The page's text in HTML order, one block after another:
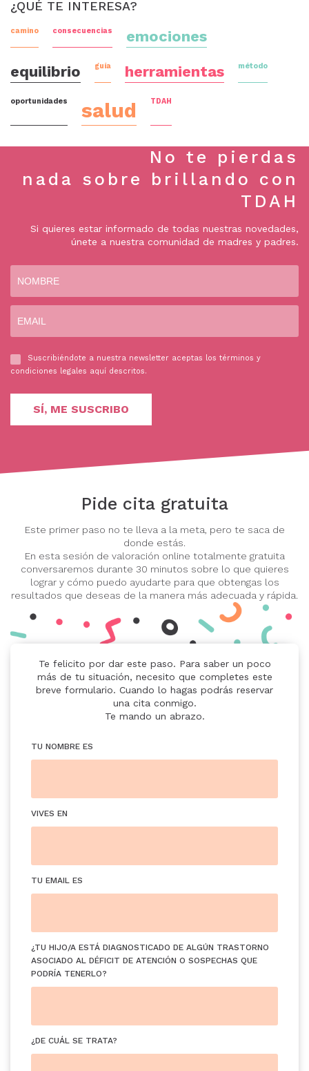
¿QUÉ TE INTERESA?
camino consecuencias emociones
equilibrio guía herramientas método
oportunidades salud TDAH
No te pierdas
nada sobre brillando con
TDAH
Si quieres estar informado de todas nuestras novedades,
únete a nuestra comunidad de madres y padres.
Suscribiéndote a nuestra newsletter aceptas los términos y
condiciones legales aquí descritos.
Pide cita gratuita
Este primer paso no te lleva a la meta, pero te saca de
donde estás.
En esta sesión de valoración online totalmente gratuita
conversaremos durante 30 minutos sobre lo que quieres
lograr y cómo puedo ayudarte para que obtengas los
resultados que deseas de la manera más adecuada y rápida.
Te felicito por dar este paso. Para saber un poco
más de tu situación, necesito que completes este
breve formulario. Cuando lo hagas podrás reservar
una cita conmigo.
Te mando un abrazo.
TU NOMBRE ES
VIVES EN
TU EMAIL ES
¿TU HIJO/A ESTÁ DIAGNOSTICADO DE ALGÚN TRASTORNO
ASOCIADO AL DÉFICIT DE ATENCIÓN O SOSPECHAS QUE
PODRÍA TENERLO?
¿DE CUÁL SE TRATA?